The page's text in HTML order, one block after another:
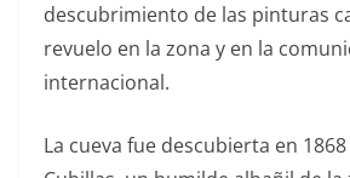
descubrimiento de las pinturas
revuelo en la zona y en la
internacional.
La cueva fue descubierta en